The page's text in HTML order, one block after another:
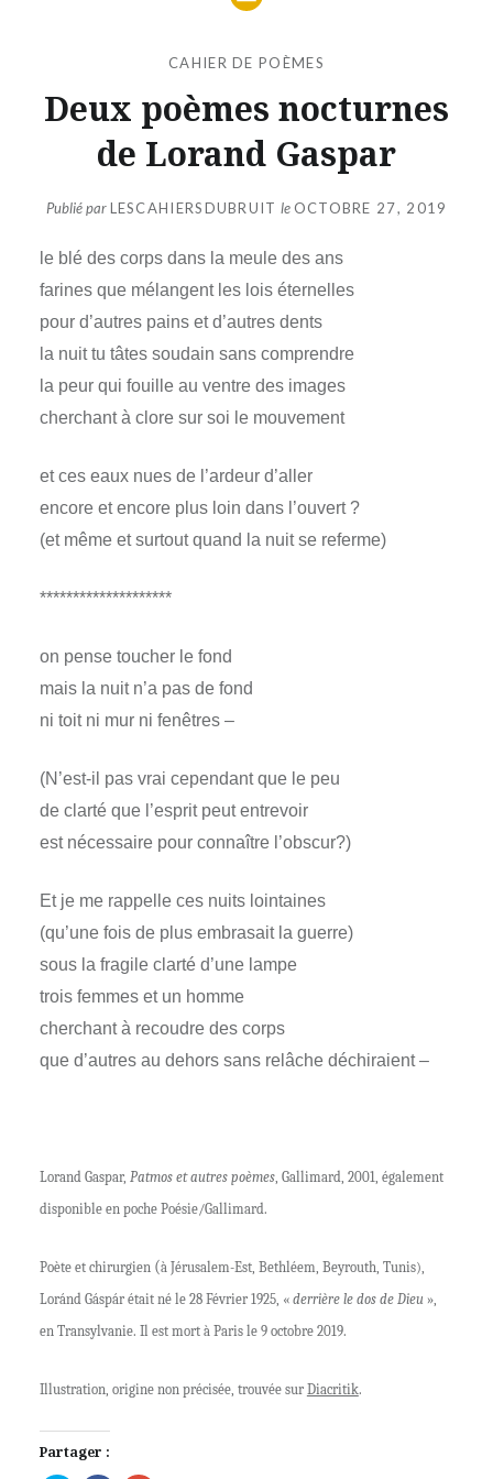
CAHIER DE POÈMES
Deux poèmes nocturnes
de Lorand Gaspar
Publié parLESCAHIERSDUBRUIT le OCTOBRE 27, 2019
le blé des corps dans la meule des ans
farines que mélangent les lois éternelles
pour d’autres pains et d’autres dents
la nuit tu tâtes soudain sans comprendre
la peur qui fouille au ventre des images
cherchant à clore sur soi le mouvement
et ces eaux nues de l’ardeur d’aller
encore et encore plus loin dans l’ouvert ?
(et même et surtout quand la nuit se referme)
********************
on pense toucher le fond
mais la nuit n’a pas de fond
ni toit ni mur ni fenêtres –
(N’est-il pas vrai cependant que le peu
de clarté que l’esprit peut entrevoir
est nécessaire pour connaître l’obscur?)
Et je me rappelle ces nuits lointaines
(qu’une fois de plus embrasait la guerre)
sous la fragile clarté d’une lampe
trois femmes et un homme
cherchant à recoudre des corps
que d’autres au dehors sans relâche déchiraient –
Lorand Gaspar, Patmos et autres poèmes, Gallimard, 2001, également
disponible en poche Poésie/Gallimard.
Poète et chirurgien (à Jérusalem-Est, Bethléem, Beyrouth, Tunis),
Loránd Gáspár était né le 28 Février 1925, « derrière le dos de Dieu »,
en Transylvanie. Il est mort à Paris le 9 octobre 2019.
Illustration, origine non précisée, trouvée sur Diacritik.
Partager :